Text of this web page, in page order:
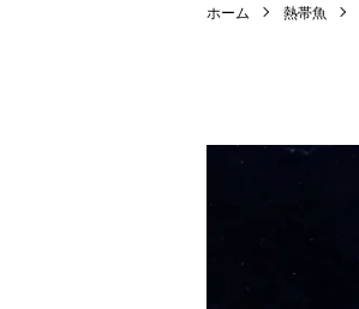
ホーム 熱帯魚